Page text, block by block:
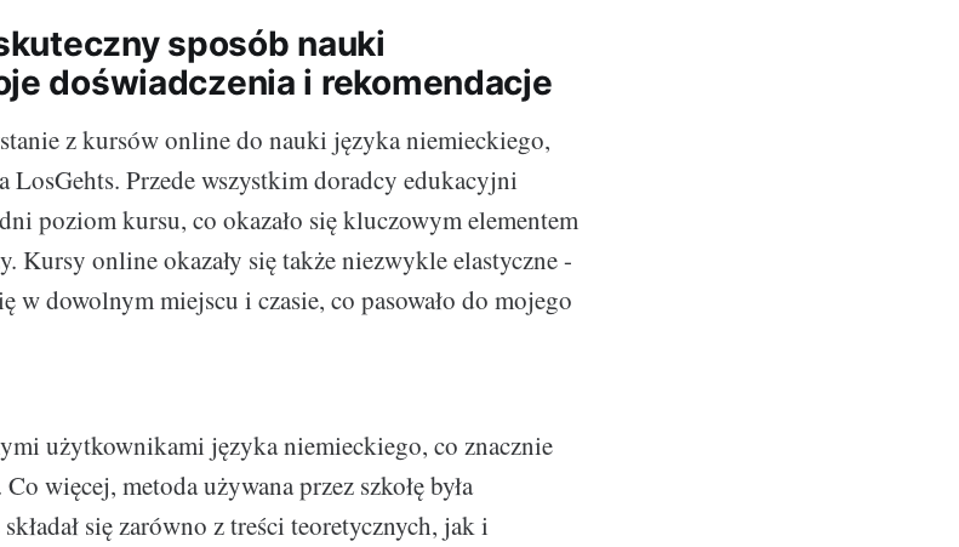
sposób nauki
doświadczenia i rekomendacje
z kursów online do nauki języka niemieckiego,
LosGehts. Przede wszystkim doradcy edukacyjni
poziom kursu, co okazało się kluczowym elementem
Kursy online okazały się także niezwykle elastyczne -
w dowolnym miejscu i czasie, co pasowało do mojego
użytkownikami języka niemieckiego, co znacznie
więcej, metoda używana przez szkołę była
się zarówno z treści teoretycznych, jak i